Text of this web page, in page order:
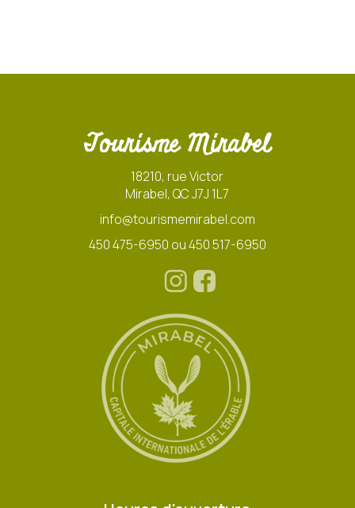
Tourisme Mirabel
18210, rue Victor
Mirabel, QC J7J 1L7
info@tourismemirabel.com
450 475-6950 ou 450 517-6950